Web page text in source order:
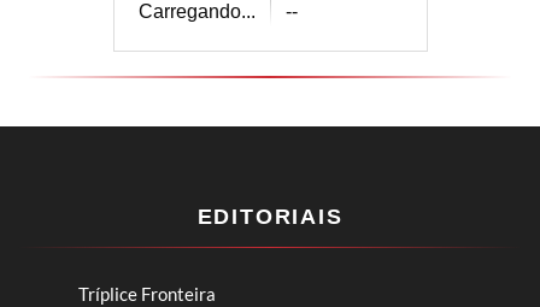
Carregando... --
EDITORIAIS
Tríplice Fronteira